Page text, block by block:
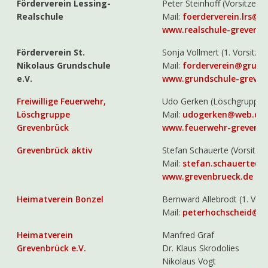
Förderverein Lessing-
Realschule
Peter Steinhoff
Mail:
www.realschule-
Förderverein St.
Nikolaus Grundschule
e.V.
Sonja Vollmert (1.
Mail:
www.grundschule-
Freiwillige Feuerwehr,
Löschgruppe
Grevenbrück
Udo Gerken
Mail: udogerken@web.de
www.feuerwehr-
Grevenbrück aktiv
Stefan Schauerte
Mail:
www.grevenbrueck.de
Heimatverein Bonzel
Bernward Allebrodt (1.
Mail:
Heimatverein
Grevenbrück e.V.
Manfred Graf
Dr. Klaus Skrodolies
Nikolaus Vogt